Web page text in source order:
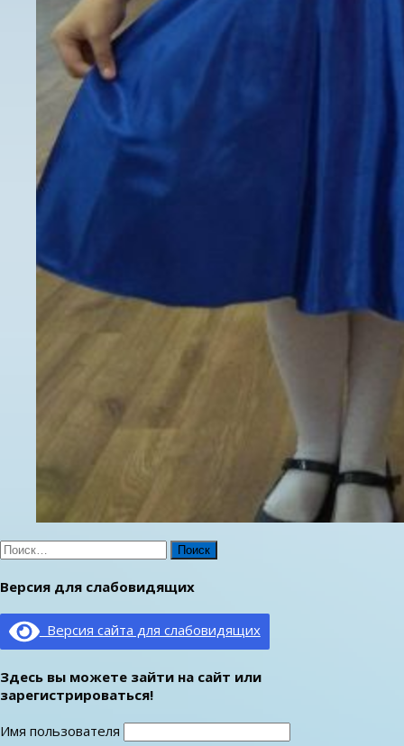
Найти:
Версия для слабовидящих
Версия сайта для слабовидящих
Здесь вы можете зайти на сайт или
зарегистрироваться!
Имя пользователя